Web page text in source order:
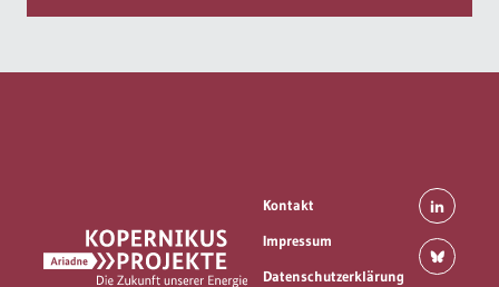
Kontakt
Impressum
Datenschutzerklärung